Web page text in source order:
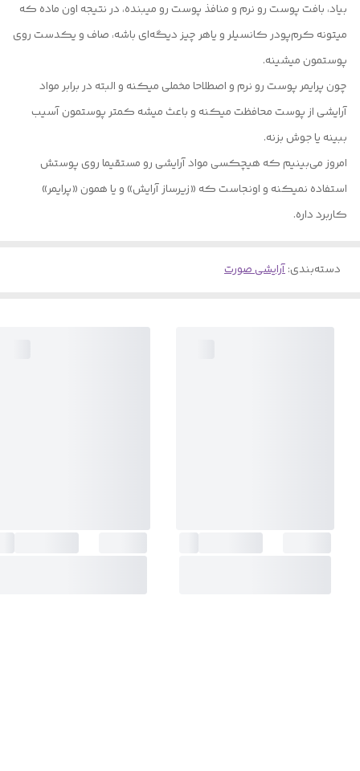
بیاد، بافت پوست رو نرم و منافذ پوست رو میبنده، در نتیجه اون ماده که
میتونه کرم‌پودر کانسیلر و یاهر چیز دیگه‌ای باشه، صاف و یکدست روی
پوستمون میشینه.
چون پرایمر پوست رو نرم و اصطلاحا مخملی میکنه و البته در برابر مواد
آرایشی از پوست محافظت میکنه و باعث میشه کمتر پوستمون آسیب
ببینه یا جوش بزنه.
امروز می‌بینیم که هیچکسی مواد آرایشی رو مستقیما روی پوستش
استفاده نمیکنه و اونجاست که «زیرساز آرایش» و یا همون «پرایمر»
کاربرد داره.
دسته‌بندی:آرایشی صورت